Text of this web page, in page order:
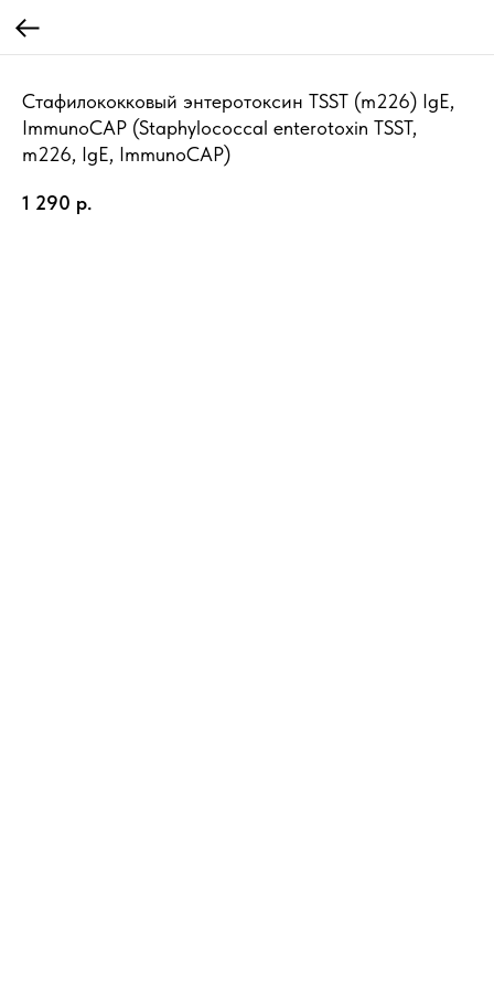
Стафилококковый энтеротоксин TSST (m226) IgE,
ImmunoCAP (Staphylococcal enterotoxin TSST,
m226, IgE, ImmunoCAP)
1 290 р.